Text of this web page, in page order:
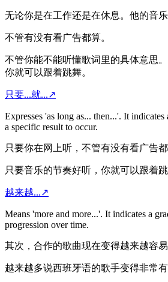
无论你是在工作还是在休息。他的音
不管有没有看广告都算。
不管你能不能听懂歌词里的具体意思
你就可以跟着跳舞。
只要...就...↗
Expresses 'as long as... then...'. It
a specific result to occur.
只要你在网上听，不管有没有看广告都
只要音乐的节奏好听，你就可以跟着跳
越来越...↗
Means 'more and more...'. It indicates a
progression over time.
其次，合作的歌曲现在变得越来越容易
越来越多说西班牙语的歌手变得非常有